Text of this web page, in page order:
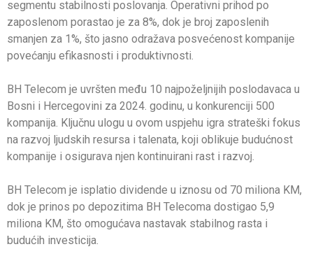
segmentu stabilnosti poslovanja. Operativni prihod po
zaposlenom porastao je za 8%, dok je broj zaposlenih
smanjen za 1%, što jasno odražava posvećenost kompanije
povećanju efikasnosti i produktivnosti.
BH Telecom je uvršten među 10 najpoželjnijih poslodavaca u
Bosni i Hercegovini za 2024. godinu, u konkurenciji 500
kompanija. Ključnu ulogu u ovom uspjehu igra strateški fokus
na razvoj ljudskih resursa i talenata, koji oblikuje budućnost
kompanije i osigurava njen kontinuirani rast i razvoj.
BH Telecom je isplatio dividende u iznosu od 70 miliona KM,
dok je prinos po depozitima BH Telecoma dostigao 5,9
miliona KM, što omogućava nastavak stabilnog rasta i
budućih investicija.